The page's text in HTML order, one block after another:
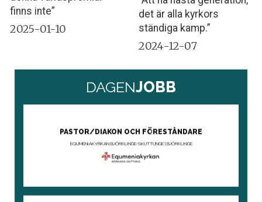
finns inte”
2025-01-10
det är alla kyrkors
ständiga kamp.”
2024-12-07